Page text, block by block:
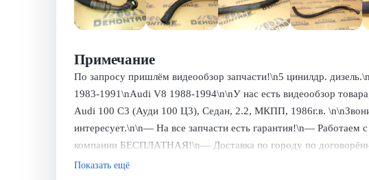
Примечание
По запросу пришлём видеообзор запчасти!\n5 цинилдр.
1983-1991\nAudi V8 1988-1994\n\nУ нас есть видеообзор
Audi 100 C3 (Ауди 100 Ц3), Седан, 2.2, МКПП, 1986г.в.
интересует.\n\n— На все запчасти есть гарантия!\n— Работаем
компании БЕСПЛАТНАЯ!\n— Доставка по городу по
Показать ещё